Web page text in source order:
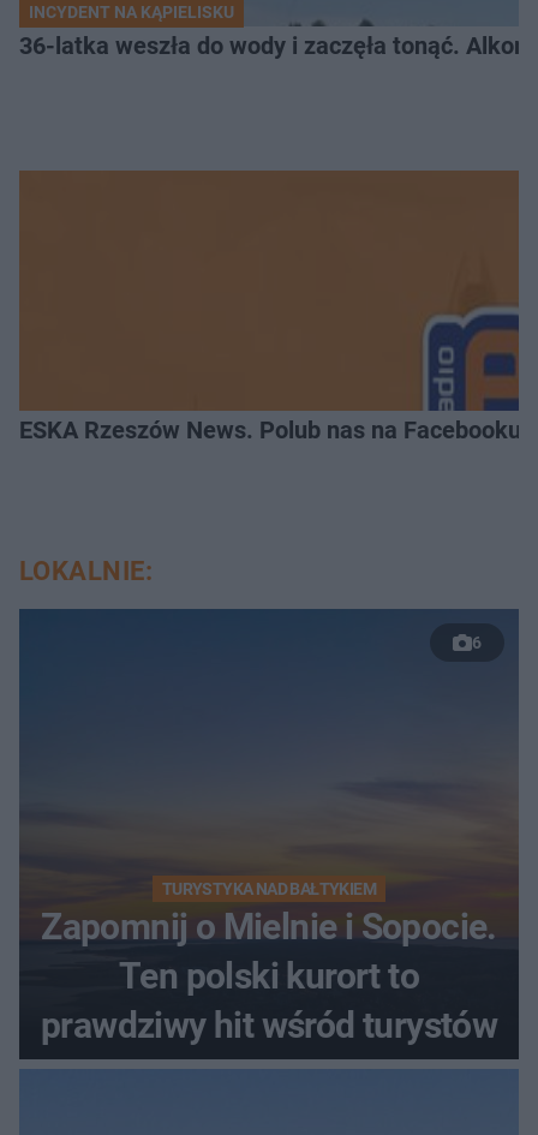
INCYDENT NA KĄPIELISKU
36-latka weszła do wody i zaczęła tonąć.
ESKA Rzeszów News. Polub nas na Facebooku!
LOKALNIE:
6
TURYSTYKA NAD BAŁTYKIEM
Zapomnij o Mielnie i Sopocie.
Ten polski kurort to
prawdziwy hit wśród turystów